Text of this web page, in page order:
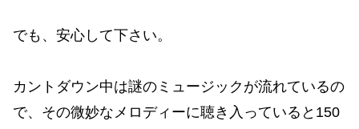
でも、安心して下さい。
カントダウン中は謎のミュージックが流れているの
で、その微妙なメロディーに聴き入っていると150